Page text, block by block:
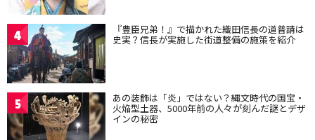
4 『豊臣兄弟！』で描かれた織田信長の道普請は
史実？信長が実施した街道整備の施策を紹介
5 あの装飾は「炎」ではない？縄文時代の国宝・
火焔型土器、5000年前の人々が刻んだ謎とデザ
インの秘密